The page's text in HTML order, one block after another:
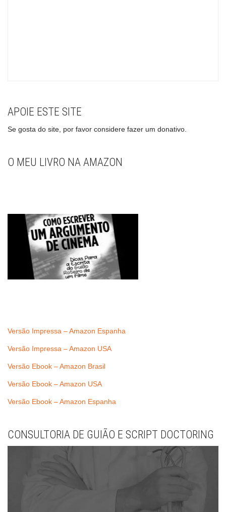
APOIE ESTE SITE
Se gosta do site, por favor considere fazer um donativo.
O MEU LIVRO NA AMAZON
Versão Impressa – Amazon Espanha
Versão Impressa – Amazon USA
Versão Ebook – Amazon Brasil
Versão Ebook – Amazon USA
Versão Ebook – Amazon Espanha
CONSULTORIA DE GUIÃO E SCRIPT DOCTORING